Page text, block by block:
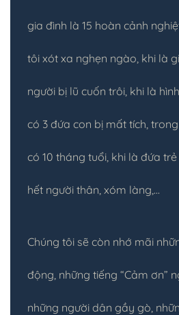
gia đình là 15 hoàn cảnh
tôi xót xa nghẹn ngào, khi là
người bị lũ cuốn trôi, khi là
có 3 đứa con bị mất tích,
có 10 tháng tuổi, khi là đứa
hết người thân, xóm làng,...
Chúng tôi sẽ còn nhớ mãi
động, những tiếng “Cảm ơn”
những người dân gầy gò,